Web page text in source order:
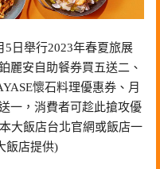
5日舉行2023年春夏旅展
麗安自助餐券買五送二、
懷石料理優惠券、月
一，消費者可趁此搶攻優
大飯店台北官網或飯店一
飯店提供)